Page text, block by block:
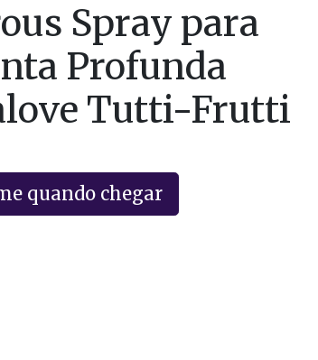
Spray para
Profunda
Tutti-Frutti
quando chegar